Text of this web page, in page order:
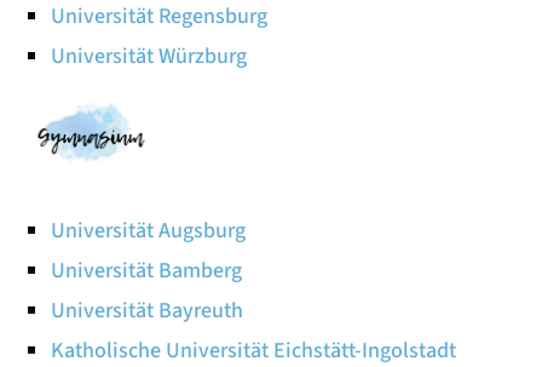
Universität Regensburg
Universität Würzburg
Universität Augsburg
Universität Bamberg
Universität Bayreuth
Katholische Universität Eichstätt-Ingolstadt